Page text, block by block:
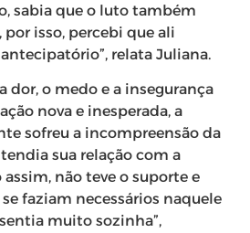
sabia que o luto também
por isso, percebi que ali
relata Juliana.
dor, o medo e a insegurança
nova e inesperada, a
sofreu a incompreensão da
sua relação com a
não teve o suporte e
faziam necessários naquele
muito sozinha”,